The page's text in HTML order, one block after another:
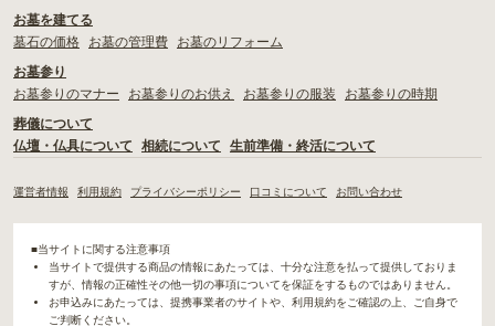
お墓を建てる
墓石の価格
お墓の管理費
お墓のリフォーム
お墓参り
お墓参りのマナー
お墓参りのお供え お墓参りの服装
お墓参りの時期
葬儀について
仏壇・仏具について
相続について 生前準備・終活について
運営者情報 利用規約 プライバシーポリシー 口コミについて お問い合わせ
■当サイトに関する注意事項
当サイトで提供する商品の情報にあたっては、十分な注意を払って提供しておりま
すが、情報の正確性その他一切の事項についてを保証をするものではありません。
お申込みにあたっては、提携事業者のサイトや、利用規約をご確認の上、ご自身で
ご判断ください。